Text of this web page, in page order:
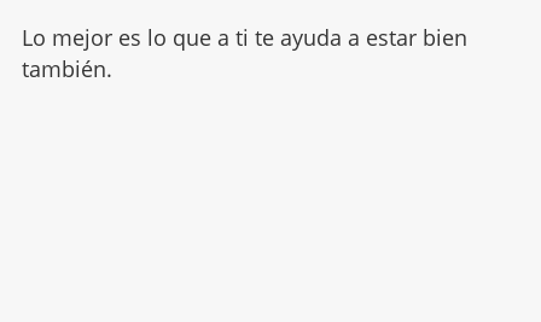
Lo mejor es lo que a ti te ayuda a estar bien
también.